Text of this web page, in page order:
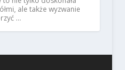
ale także wyzwanie
…